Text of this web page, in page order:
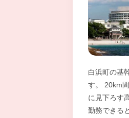
白浜町の基
す。 20km
に見下ろす
勤務できる